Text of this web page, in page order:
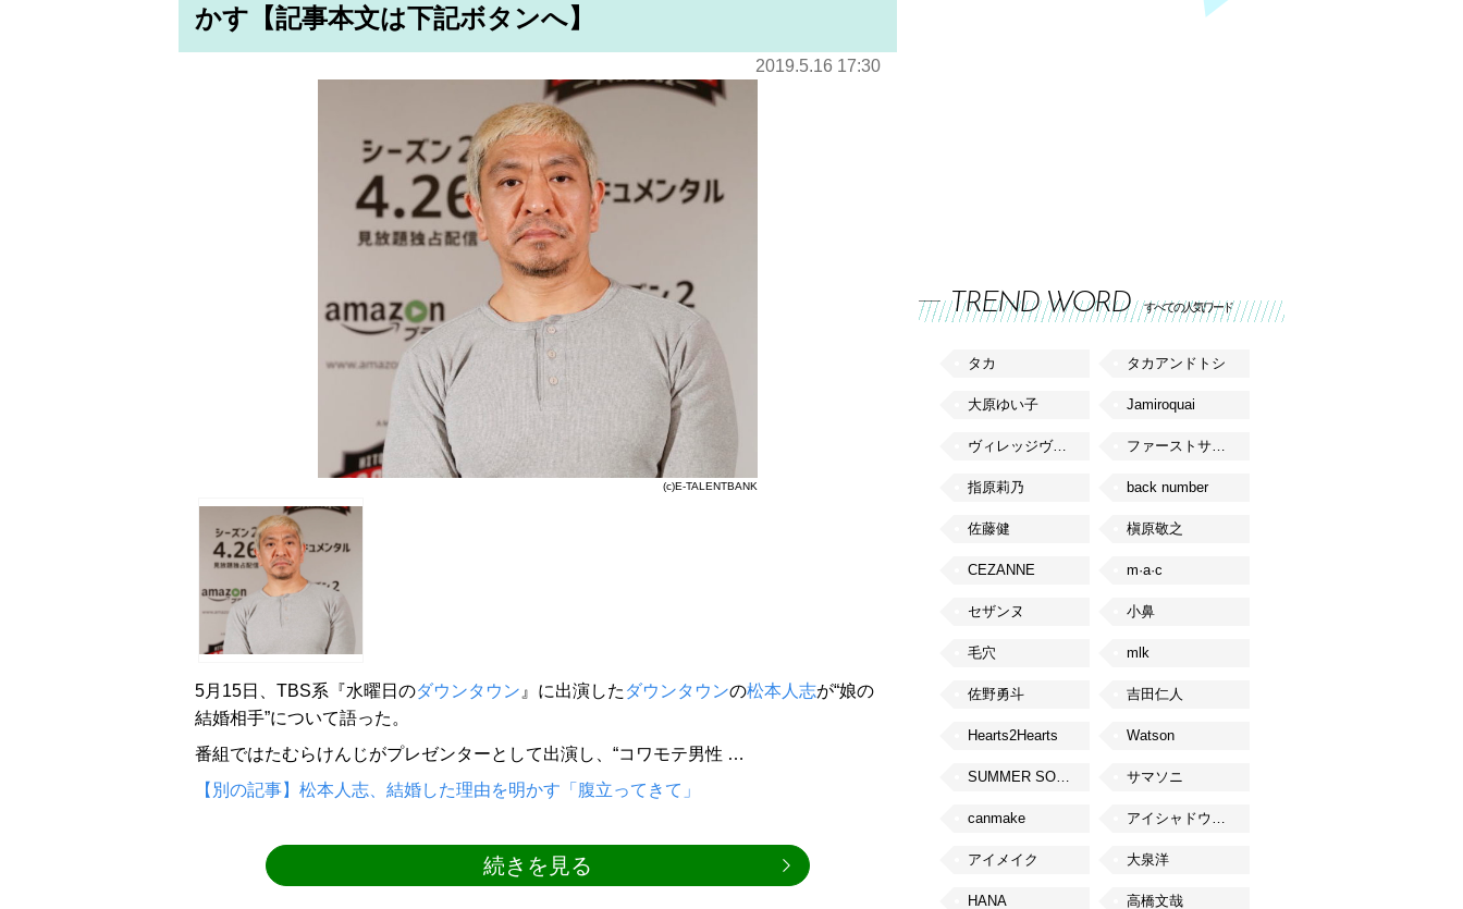
かす【記事本文は下記ボタンへ】
2019.5.16 17:30
(c)E-TALENTBANK
5月15日、TBS系『水曜日のダウンタウン 』に出演した ダウンタウンの松本人志が“娘の
結婚相手”について語った。
番組ではたむらけんじがプレゼンターとして出演し、“コワモテ男性 …
【別の記事】松本人志、結婚した理由を明かす「腹立ってきて」
続きを見る
TREND WORD すべての人気ワード
タカ タカアンドトシ
大原ゆい子 Jamiroquai
ヴィレッジヴァンガード ファーストサマーウイカ
指原莉乃 back number
佐藤健 槇原敬之
CEZANNE m·a·c
セザンヌ 小鼻
毛穴 mlk
佐野勇斗 吉田仁人
Hearts2Hearts Watson
SUMMER SONIC サマソニ
canmake アイシャドウベース
アイメイク 大泉洋
HANA 高橋文哉